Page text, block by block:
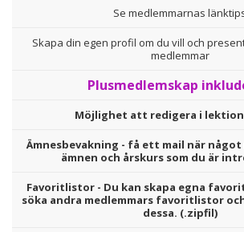
Se medlemmarnas
Skapa din egen profil om du vill och
medlemmar
Plusmedlemskap
Möjlighet att redigera i
Ämnesbevakning - få ett mail när
ämnen och årskurs som du är
Favoritlistor - Du kan skapa egna
söka andra medlemmars favoritlistor
dessa. (.zipfil)